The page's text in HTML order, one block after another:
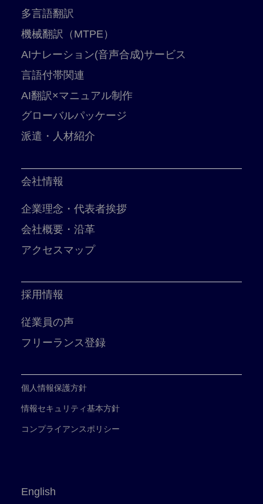
多言語翻訳
機械翻訳（MTPE）
AIナレーション(音声合成)サービス
言語付帯関連
AI翻訳×マニュアル制作
グローバルパッケージ
派遣・人材紹介
会社情報
企業理念・代表者挨拶
会社概要・沿革
アクセスマップ
採用情報
従業員の声
フリーランス登録
個人情報保護方針
情報セキュリティ基本方針
コンプライアンスポリシー
English